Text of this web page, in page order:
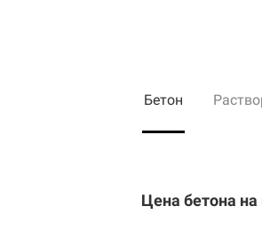
Бетон
Цена бетона на